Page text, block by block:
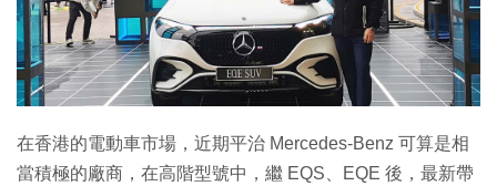
在香港的電動車市場，近期平治 Mercedes-Benz 可算是相
當積極的廠商，在高階型號中，繼 EQS、EQE 後，最新帶